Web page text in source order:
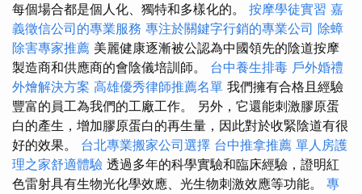
每個場合都是個人化、獨特和多樣化的。 按摩學徒實習 嘉
義徵信公司的專業服務 專注於關鍵字行銷的專業公司 除蟑
除害專家推薦 美麗健康逐漸被公認為中國領先的陰道按摩
製造商和供應商的會陰儀培訓師。 台中養生排毒 戶外婚禮
外燴解決方案 高雄優秀律師推薦名單 我們擁有合格且經驗
豐富的員工為我們的工廠工作。 另外，它還能刺激膠原蛋
白的產生，增加膠原蛋白的再生量，因此對於收緊陰道有很
好的效果。 台北專業搬家公司選擇 台中推拿推薦 單人房護
理之家舒適體驗 透過多年的科學實驗和臨床經驗，證明紅
色雷射具有生物光化學效應、光生物刺激效應等功能。 專